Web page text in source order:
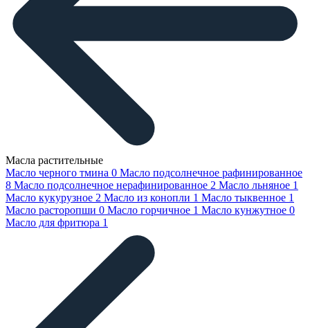
Масла растительные
Масло черного тмина 0 Масло подсолнечное рафинированное
8 Масло подсолнечное нерафинированное 2 Масло льняное 1
Масло кукурузное 2 Масло из конопли 1 Масло тыквенное 1
Масло расторопши 0 Масло горчичное 1 Масло кунжутное 0
Масло для фритюра 1